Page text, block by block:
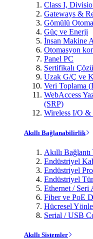
Class I,
Gateways &
Gömülü
Güç ve Enerji
İnsan Makine
Otomasyon
Panel PC
Sertifikalı
Uzak G/Ç ve
Veri Toplama
WebAccess
(SRP)
Wireless I/O &
Akıllı Bağlanabilirlik
Akıllı Bağlantı
Endüstriyel
Endüstriyel
Endüstriyel
Ethernet / Seri
Fiber ve PoE
Hücresel
Serial / USB
Akıllı Sistemler